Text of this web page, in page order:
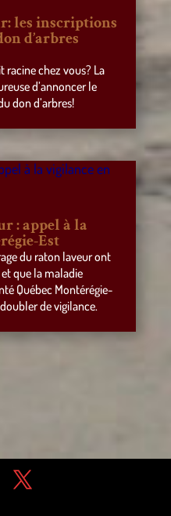
les inscriptions
d’arbres
racine chez vous? La
d’annoncer le
don d’arbres!
: appel à la
Est
du raton laveur ont
que la maladie
Québec Montérégie-
de vigilance.